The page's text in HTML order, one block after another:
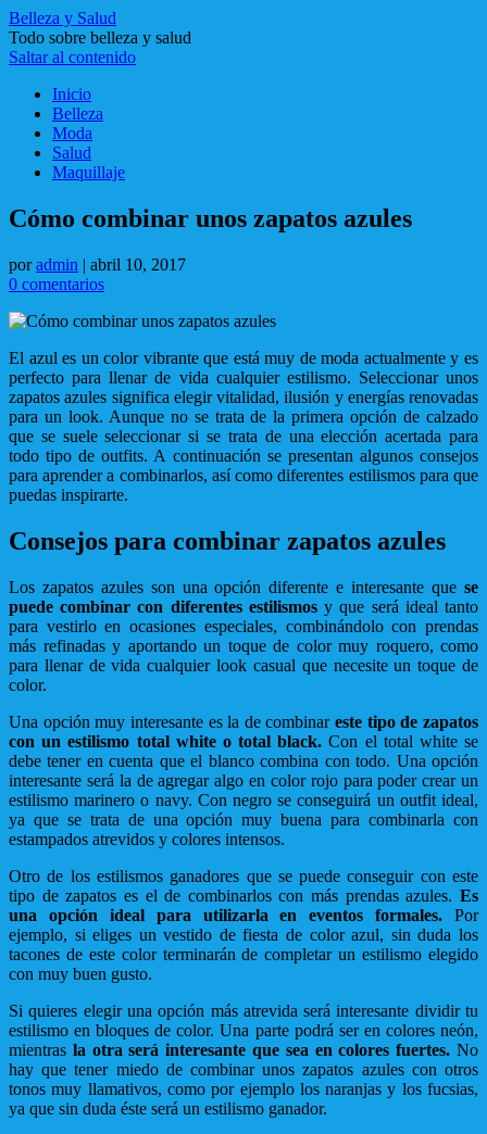
Belleza y Salud
Todo sobre belleza y salud
Saltar al contenido
Inicio
Belleza
Moda
Salud
Maquillaje
Cómo combinar unos zapatos azules
poradmin | abril 10, 2017
0 comentarios
El azul es un color vibrante que está muy de moda actualmente y es
perfecto para llenar de vida cualquier estilismo. Seleccionar unos
zapatos azules significa elegir vitalidad, ilusión y energías renovadas
para un look. Aunque no se trata de la primera opción de calzado
que se suele seleccionar si se trata de una elección acertada para
todo tipo de outfits. A continuación se presentan algunos consejos
para aprender a combinarlos, así como diferentes estilismos para que
puedas inspirarte.
Consejos para combinar zapatos azules
Los zapatos azules son una opción diferente e interesante que se
puede combinar con diferentes estilismosy que será ideal tanto
para vestirlo en ocasiones especiales, combinándolo con prendas
más refinadas y aportando un toque de color muy roquero, como
para llenar de vida cualquier look casual que necesite un toque de
color.
Una opción muy interesante es la de combinareste tipo de zapatos
con un estilismo total white o total black. Con el total white se
debe tener en cuenta que el blanco combina con todo. Una opción
interesante será la de agregar algo en color rojo para poder crear un
estilismo marinero o navy. Con negro se conseguirá un outfit ideal,
ya que se trata de una opción muy buena para combinarla con
estampados atrevidos y colores intensos.
Otro de los estilismos ganadores que se puede conseguir con este
tipo de zapatos es el de combinarlos con más prendas azules. Es
una opción ideal para utilizarla en eventos formales. Por
ejemplo, si eliges un vestido de fiesta de color azul, sin duda los
tacones de este color terminarán de completar un estilismo elegido
con muy buen gusto.
Si quieres elegir una opción más atrevida será interesante dividir tu
estilismo en bloques de color. Una parte podrá ser en colores neón,
mientras la otra será interesante que sea en colores fuertes. No
hay que tener miedo de combinar unos zapatos azules con otros
tonos muy llamativos, como por ejemplo los naranjas y los fucsias,
ya que sin duda éste será un estilismo ganador.